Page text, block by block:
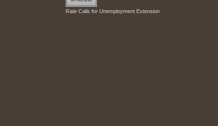
Rate Calls for Unemployment Extension